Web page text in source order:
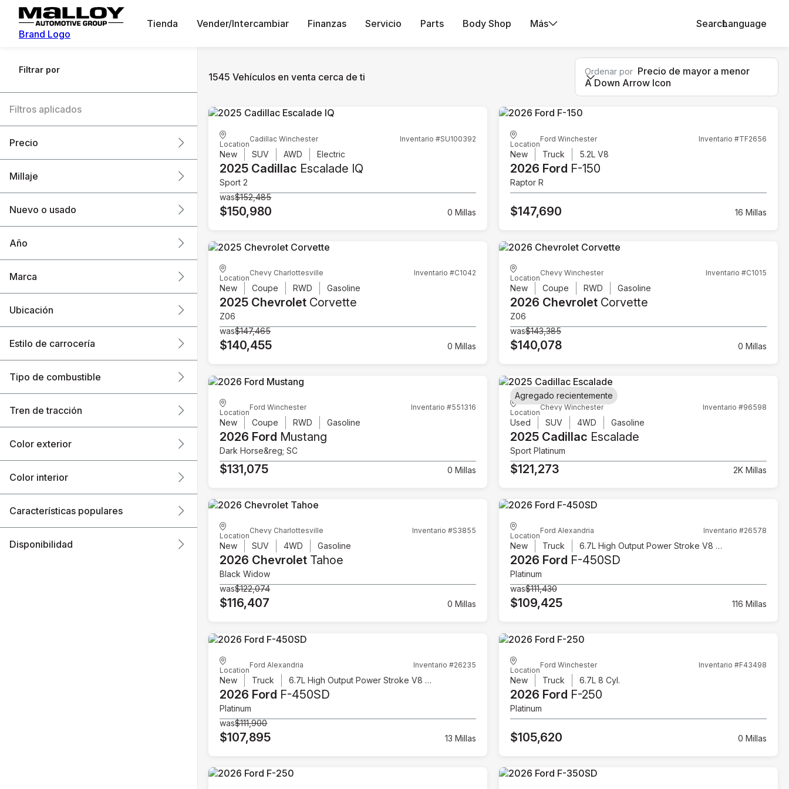
Brand Logo
Tienda Vender/Intercambiar Finanzas Servicio Parts Body Shop Más SearchLanguage
Filtrar por
Filtros aplicados
Precio
Millaje
Nuevo o usado
Año
Marca
Ubicación
Estilo de carrocería
Tipo de combustible
Tren de tracción
Color exterior
Color interior
Características populares
Disponibilidad
1545 Vehículos en venta cerca de ti Ordenar por Precio de mayor a menor
A Down Arrow Icon
Location
Cadillac Winchester Inventario #SU100392
New SUV AWD Electric
2025 Cadillac Escalade IQ
Sport 2
was$152,485
$150,980 0 Millas
Location
Ford Winchester Inventario #TF2656
New Truck 5.2L V8
2026 Ford F-150
Raptor R
$147,690 16 Millas
Location
Chevy Charlottesville Inventario #C1042
New Coupe RWD Gasoline
2025 Chevrolet Corvette
Z06
was$147,465
$140,455 0 Millas
Location
Chevy Winchester Inventario #C1015
New Coupe RWD Gasoline
2026 ChevroletCorvette
Z06
was$143,385
$140,078 0 Millas
Location
Ford Winchester Inventario #551316
New Coupe RWD Gasoline
2026 Ford Mustang
Dark Horse&reg; SC
$131,075 0 Millas
Location
Chevy Winchester Inventario #96598
Used SUV 4WD Gasoline
2025 Cadillac Escalade
Sport Platinum
$121,273 2K Millas
Agregado recientemente
Location
Chevy Charlottesville Inventario #S3855
New SUV 4WD Gasoline
2026 Chevrolet Tahoe
Black Widow
was$122,074
$116,407 0 Millas
Location
Ford Alexandria Inventario #26578
New Truck 6.7L High Output Power Stroke V8 Diesel
2026 Ford F-450SD
Platinum
was$111,430
$109,425 116 Millas
Location
Ford Alexandria Inventario #26235
New Truck 6.7L High Output Power Stroke V8 Diesel
2026 Ford F-450SD
Platinum
was$111,900
$107,895 13 Millas
Location
Ford Winchester Inventario #F43498
New Truck 6.7L 8 Cyl.
2026 Ford F-250
Platinum
$105,620 0 Millas